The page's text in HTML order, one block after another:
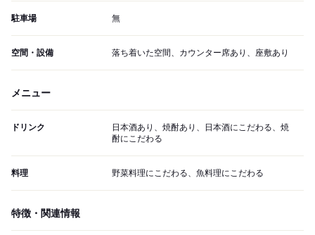
駐車場 無
空間・設備 落ち着いた空間、カウンター席あり、座敷あり
メニュー
ドリンク
日本酒あり、焼酎あり、日本酒にこだわる、焼
酎にこだわる
料理 野菜料理にこだわる、魚料理にこだわる
特徴・関連情報